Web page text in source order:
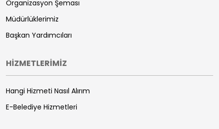
Organizasyon Şeması
Müdürlüklerimiz
Başkan Yardımcıları
HİZMETLERİMİZ
Hangi Hizmeti Nasıl Alırım
E-Belediye Hizmetleri